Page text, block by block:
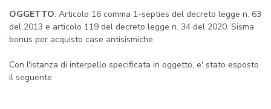
OGGETTO: Articolo 16 comma 1-septies del decreto legge n. 63
del 2013 e articolo 119 del decreto legge n. 34 del 2020. Sisma
bonus per acquisto case antisismiche.
Con l'istanza di interpello specificata in oggetto, e' stato esposto
il seguente